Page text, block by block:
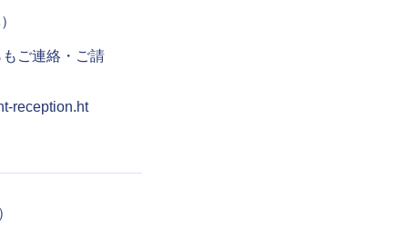
ご連絡・ご請
reception.ht